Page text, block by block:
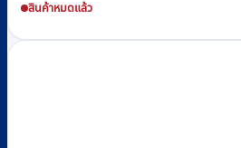
สินค้าหมดแล้ว